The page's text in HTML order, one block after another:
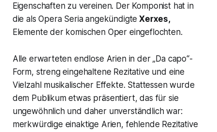
Eigenschaften zu vereinen. Der Komponist hat in
die alsOpera Seriaangekündigte Xerxes,
Elemente der komischen Oper eingeflochten.
Alle erwarteten endlose Arien in der „Da capo“-
Form, streng eingehaltene Rezitative und eine
Vielzahl musikalischer Effekte. Stattessen wurde
dem Publikum etwas präsentiert, das für sie
ungewöhnlich und daher unverständlich war:
merkwürdige einaktige Arien, fehlende Rezitative